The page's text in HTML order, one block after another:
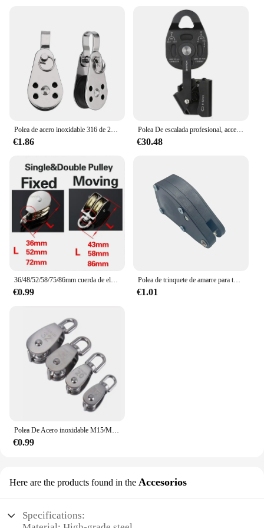
Polea de acero inoxidable 316 de 25mm, rodamiento de carga de una sola rueda, polea de cuerda de elevación giratoria para bloque, corredor de cuerda, accesorios para Kayak y barco
€1.86
Polea De escalada profesional, accesorio de elevación conveniente, resistente, práctico, equipo de elevación ascendente de rodamiento de carga
€30.48
36/48/52/58/75/86mm cuerda de elevación rodillo polea rueda escalada Mini poleas polea de Metal aleación de Zinc Katrol Wiel
€0.99
Polea de trinquete de amarre para toldo, hebilla de cuerda de 6mm, sujetador de cuerda de viento, perchas de hebilla fija, 68kg
€1.01
Polea De Acero inoxidable M15/M20 M25 M32 M50 juego de polea de cuerda de elevación giratoria de una sola rueda herramientas de rueda de elevación
€0.99
Here are the products found in the Accesorios
Specifications: